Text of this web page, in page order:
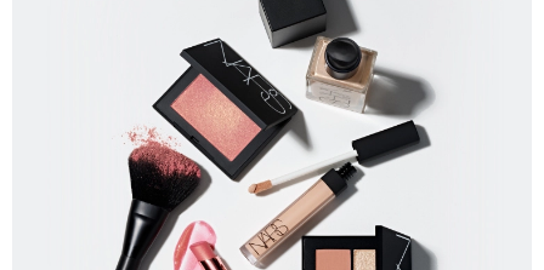
【8/3-8/10限定】明星底妝買1送1
【8/3-8/10限定】限時輸碼贈迷你腮紅露 立即購買
新客專屬優惠
舊客回購禮遇